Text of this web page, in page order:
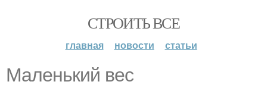
СТРОИТЬ ВСЕ
главная новости статьи
Маленький вес